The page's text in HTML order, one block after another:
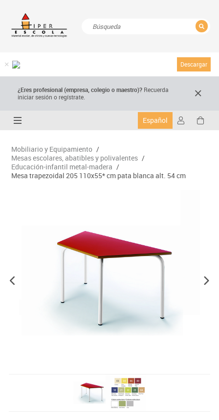
Descargar
¿Eres profesional (empresa, colegio o maestro)? Recuerda
iniciar sesión o regístrate.
Español
Mobiliario y Equipamiento /
Mesas escolares, abatibles y polivalentes /
Educación-infantil metal-madera /
Mesa trapezoidal 205 110x55* cm pata blanca alt. 54 cm